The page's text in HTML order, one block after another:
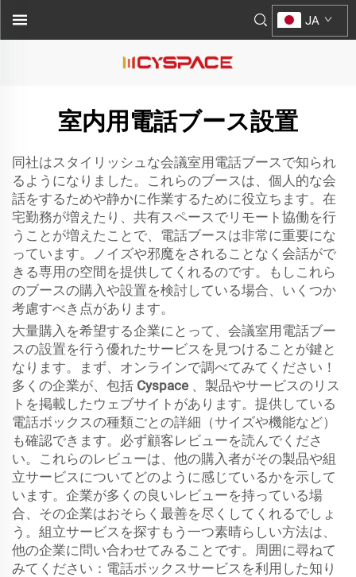
JA
室内用電話ブース設置
同社はスタイリッシュな会議室用電話ブースで知られ
るようになりました。これらのブースは、個人的な会
話をするためや静かに作業するために役立ちます。在
宅勤務が増えたり、共有スペースでリモート協働を行
うことが増えたことで、電話ブースは非常に重要にな
っています。ノイズや邪魔をされることなく会話がで
きる専用の空間を提供してくれるのです。もしこれら
のブースの購入や設置を検討している場合、いくつか
考慮すべき点があります。
大量購入を希望する企業にとって、会議室用電話ブー
スの設置を行う優れたサービスを見つけることが鍵と
なります。まず、オンラインで調べてみてください！
多くの企業が、包括 Cyspace 、製品やサービスのリス
トを掲載したウェブサイトがあります。提供している
電話ボックスの種類ごとの詳細（サイズや機能など）
も確認できます。必ず顧客レビューを読んでくださ
い。これらのレビューは、他の購入者がその製品や組
立サービスについてどのように感じているかを示して
います。企業が多くの良いレビューを持っている場
合、その企業はおそらく最善を尽くしてくれるでしょ
う。組立サービスを探すもう一つ素晴らしい方法は、
他の企業に問い合わせてみることです。周囲に尋ねて
みてください：電話ボックスサービスを利用した知り